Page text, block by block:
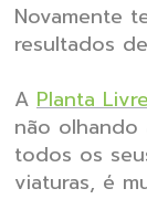
Novamente
resultados
A Planta
não olhando
todos os
viaturas, é